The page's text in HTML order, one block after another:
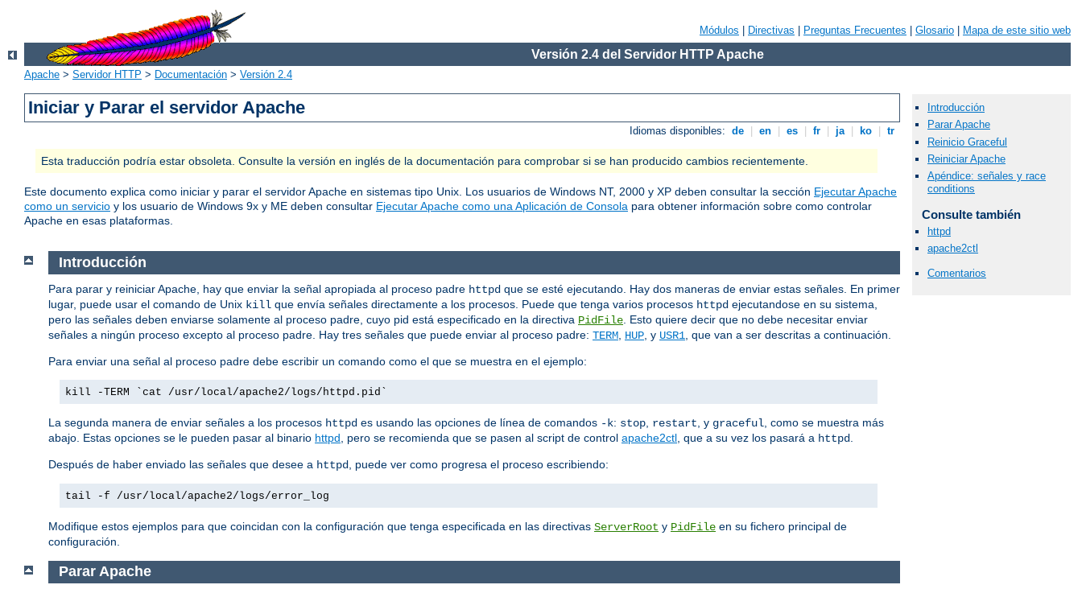
Módulos Directivas Preguntas Frecuentes Glosario Mapa de este sitio web
Versión 2.4 del Servidor HTTP Apache
Apache > Servidor HTTP > Documentación > Versión 2.4
Iniciar y Parar el servidor Apache
Idiomas disponibles: de en es fr ja ko tr
Esta traducción podría estar obsoleta. Consulte la versión en inglés de la documentación para comprobar si se han producido cambios recientemente.
Este documento explica como iniciar y parar el servidor Apache en sistemas tipo Unix. Los usuarios de Windows NT, 2000 y XP deben consultar la sección Ejecutar Apache
como un servicio y los usuario de Windows 9x y ME deben consultar Ejecutar Apache como una Aplicación de Consola para obtener información sobre como controlar
Apache en esas plataformas.
Introducción
Parar Apache
Reinicio Graceful
Reiniciar Apache
Apéndice: señales y race
conditions
Consulte también
httpd
apache2ctl
Comentarios
Introducción
Para parar y reiniciar Apache, hay que enviar la señal apropiada al proceso padre httpd que se esté ejecutando. Hay dos maneras de enviar estas señales. En primer
lugar, puede usar el comando de Unix kill que envía señales directamente a los procesos. Puede que tenga varios procesos httpd ejecutandose en su sistema,
pero las señales deben enviarse solamente al proceso padre, cuyo pid está especificado en la directiva PidFile . Esto quiere decir que no debe necesitar enviar
señales a ningún proceso excepto al proceso padre. Hay tres señales que puede enviar al proceso padre: TERM HUP , y USR1 , que van a ser descritas a continuación.
Para enviar una señal al proceso padre debe escribir un comando como el que se muestra en el ejemplo:
kill -TERM `cat /usr/local/apache2/logs/httpd.pid`
La segunda manera de enviar señales a los procesos httpd es usando las opciones de línea de comandos -k: stop restart , y graceful , como se muestra más
abajo. Estas opciones se le pueden pasar al binario httpd , pero se recomienda que se pasen al script de control apache2ctl , que a su vez los pasará a httpd
Después de haber enviado las señales que desee a httpd , puede ver como progresa el proceso escribiendo:
tail -f /usr/local/apache2/logs/error_log
Modifique estos ejemplos para que coincidan con la configuración que tenga especificada en las directivas ServerRoot y PidFile en su fichero principal de
configuración.
Parar Apache